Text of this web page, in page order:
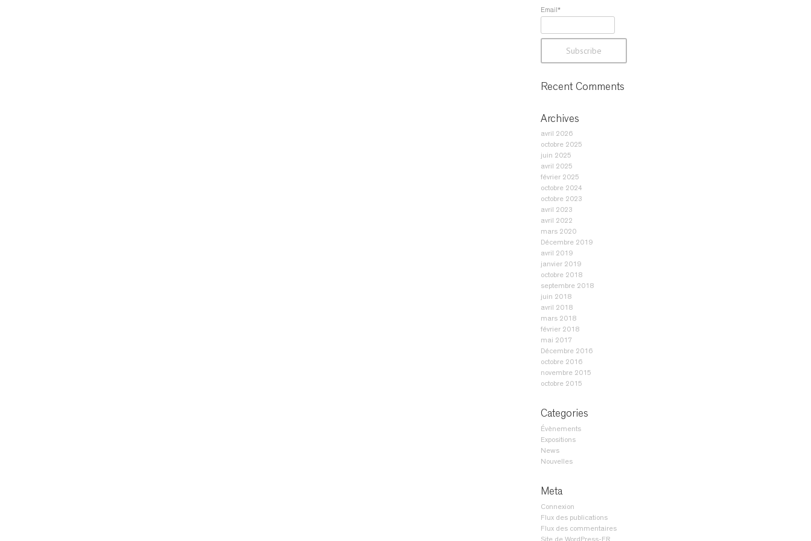
e
r
Email*
Recent Comments
Archives
avril 2026
octobre 2025
juin 2025
avril 2025
février 2025
octobre 2024
octobre 2023
avril 2023
avril 2022
mars 2020
Décembre 2019
avril 2019
janvier 2019
octobre 2018
septembre 2018
juin 2018
avril 2018
mars 2018
février 2018
mai 2017
Décembre 2016
octobre 2016
novembre 2015
octobre 2015
Categories
Évènements
Expositions
News
Nouvelles
Meta
Connexion
Flux des publications
Flux des commentaires